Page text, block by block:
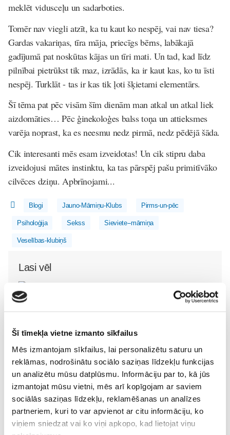
Šī tīmekļa vietne izmanto sīkfailus
Mēs izmantojam sīkfailus, lai personalizētu saturu un
reklāmas, nodrošinātu sociālo saziņas līdzekļu funkcijas
un analizētu mūsu datplūsmu. Informāciju par to, kā jūs
izmantojat mūsu vietni, mēs arī kopīgojam ar saviem
sociālās saziņas līdzekļu, reklamēšanas un analīzes
partneriem, kuri to var apvienot ar citu informāciju, ko
viņiem sniedzat vai ko viņi apkopo, kad lietojat viņu
meklēt vidusceļu un sadarboties.
Tomēr nav viegli atzīt, ka tu kaut ko nespēj, vai nav tiesa?
Gardas vakariņas, tīra māja, priecīgs bērns, labākajā
gadījumā pat noskūtas kājas un tīri mati. Un tad, kad līdz
pilnībai pietrūkst tik maz, izrādās, ka ir kaut kas, ko tu īsti
nespēj. Turklāt - tas ir kas tik ļoti šķietami elementārs.
Šī tēma pat pēc visām šīm dienām man atkal un atkal liek
aizdomāties… Pēc ģinekoloģes balss toņa un attieksmes
varēja noprast, ka es neesmu nedz pirmā, nedz pēdējā šāda.
Cik interesanti mēs esam izveidotas! Un cik stipru daba
izveidojusi mātes instinktu, ka tas pārspēj pašu primitīvāko
cilvēces dziņu. Apbrīnojami...
Blogi Jauno-Māmiņu-Klubs Pirms-un-pēc
Psiholoģija Sekss Sieviete--māmiņa
Veselības-klubiņš
Lasi vēl
Kļūsti par Freemore produktu testētāju! Sievietēm
5 svarīgi soļi, lai bērns
skolā atgrieztos vesels un
gatavs mācībām
Sievietēm
06. Aug 10:24
No 16. oktobra atvērsies
durvis uz divām